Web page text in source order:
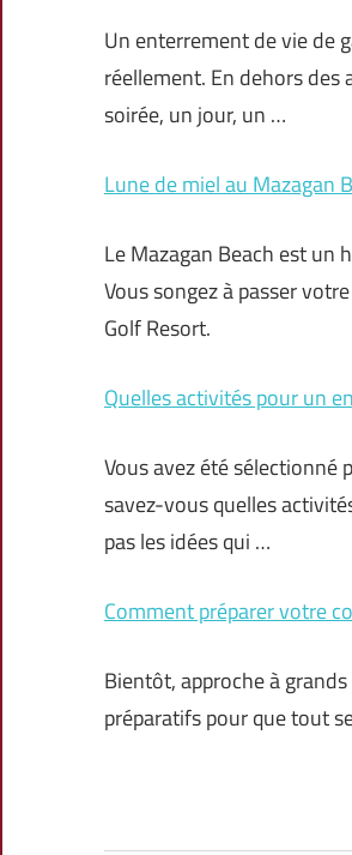
Un enterrement de vie de
réellement. En dehors
soirée, un jour, un …
Lune de miel au Mazagan
Le Mazagan Beach est un
Vous songez à passer
Golf Resort.
Quelles activités pour un
Vous avez été sélectionné
savez-vous quelles
pas les idées qui …
Comment préparer votre
Bientôt, approche à
préparatifs pour que tout